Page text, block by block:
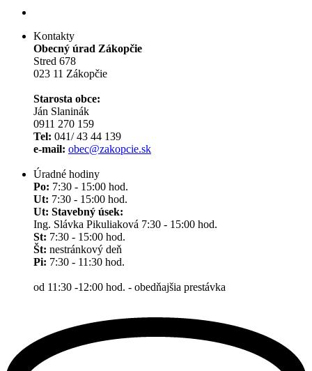
Kontakty
Obecný úrad Zákopčie
Stred 678
023 11 Zákopčie
Starosta obce:
Ján Slaninák
0911 270 159
Tel: 041/ 43 44 139
e-mail: obec@zakopcie.sk
Úradné hodiny
Po: 7:30 - 15:00 hod.
Ut: 7:30 - 15:00 hod.
Ut: Stavebný úsek:
Ing. Slávka Pikuliaková 7:30 - 15:00 hod.
St: 7:30 - 15:00 hod.
Št: nestránkový deň
Pi: 7:30 - 11:30 hod.
od 11:30 -12:00 hod. - obedňajšia prestávka